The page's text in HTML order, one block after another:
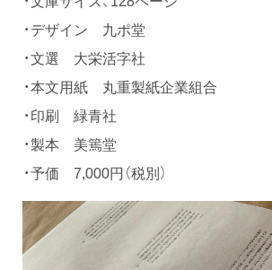
・デザイン 九ポ堂
・文選 大栄活字社
・本文用紙 丸重製紙企業組合
・印刷 緑青社
・製本 美篶堂
・予価 7,000円（税別）